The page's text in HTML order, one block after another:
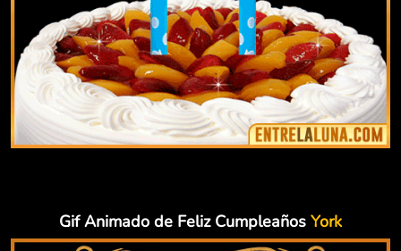
Gif Animado de Feliz Cumpleaños York